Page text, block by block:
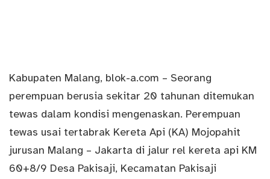
Kabupaten Malang, blok-a.com – Seorang
perempuan berusia sekitar 20 tahunan ditemukan
tewas dalam kondisi mengenaskan. Perempuan
tewas usai tertabrak Kereta Api (KA) Mojopahit
jurusan Malang – Jakarta di jalur rel kereta api KM
60+8/9 Desa Pakisaji, Kecamatan Pakisaji